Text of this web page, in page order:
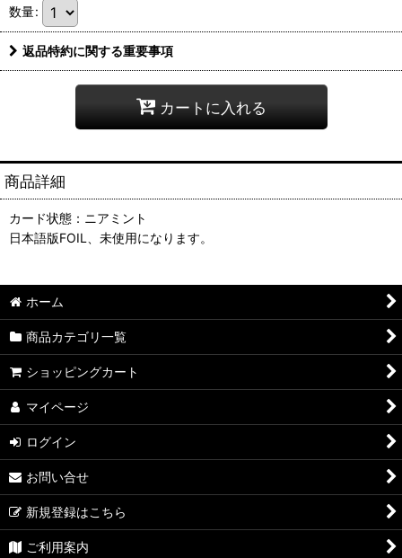
数量:
返品特約に関する重要事項
カートに入れる
商品詳細
カード状態：ニアミント
日本語版FOIL、未使用になります。
ホーム
商品カテゴリ一覧
ショッピングカート
マイページ
ログイン
お問い合せ
新規登録はこちら
ご利用案内